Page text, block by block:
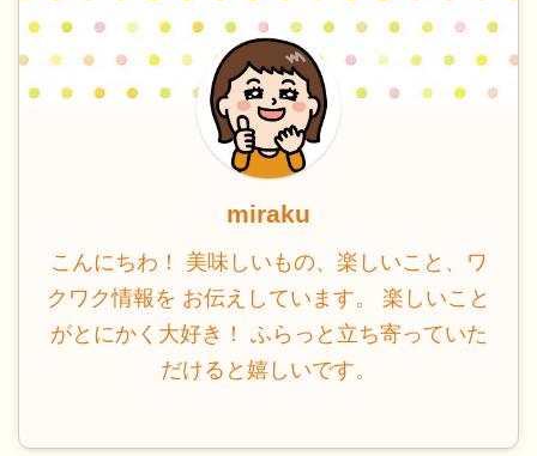
miraku
こんにちわ！ 美味しいもの、楽しいこと、ワ
クワク情報を お伝えしています。 楽しいこと
がとにかく大好き！ ふらっと立ち寄っていた
だけると嬉しいです。